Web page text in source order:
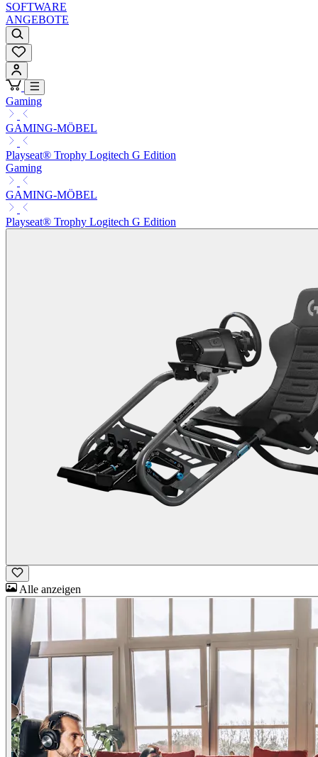
SOFTWARE
ANGEBOTE
Gaming
GAMING-MÖBEL
Playseat® Trophy Logitech G Edition
Gaming
GAMING-MÖBEL
Playseat® Trophy Logitech G Edition
Alle anzeigen